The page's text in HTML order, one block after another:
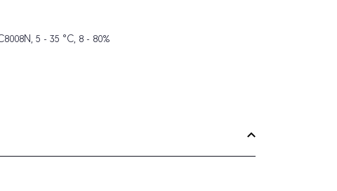
5 - 35 °C, 8 - 80%